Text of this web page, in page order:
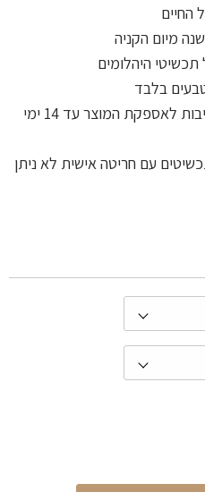
החיים
מיום הקניה
היהלומים
בלבד
משלוח חינם לכל הארץ והתחייבות לאספקת המוצר עד 14 ימי
עם חריטה אישית לא ניתן